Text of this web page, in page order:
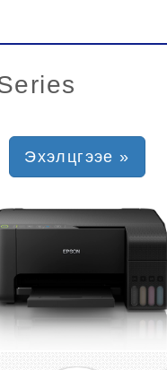
Эхэлцгээе »